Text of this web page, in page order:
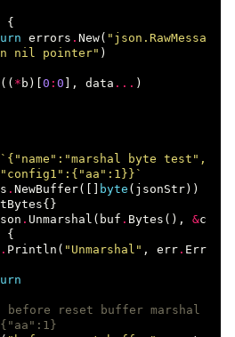
{
errors . New( "json.RawMessa
on nil pointer" )
(( * b )[ 0 : 0 ], data ... )
`{"name":"marshal byte test",
. NewBuffer([] byte ( jsonStr))
tBytes{}
. Unmarshal ( buf . Bytes (), &c
{
. Println ( "Unmarshal" , err . Err
before reset buffer marshal